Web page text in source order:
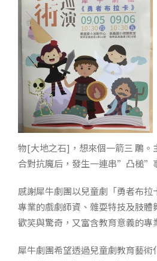
物[大地之石]，想來個一箭三 鵰。
合對抗魔后，發生一連串”凸槌”
感謝犀牛劇團以兒童劇「勇者布拉
專業的戲劇師資、雜耍特技及肢體
歡笑與驚奇，又富含教育意義的專
犀牛劇團希望透過兒童劇教育藝術